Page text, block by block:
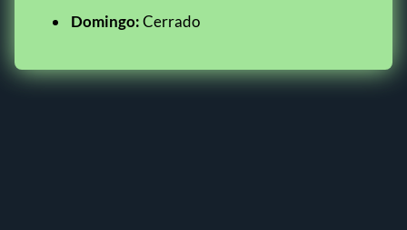
Domingo:Cerrado